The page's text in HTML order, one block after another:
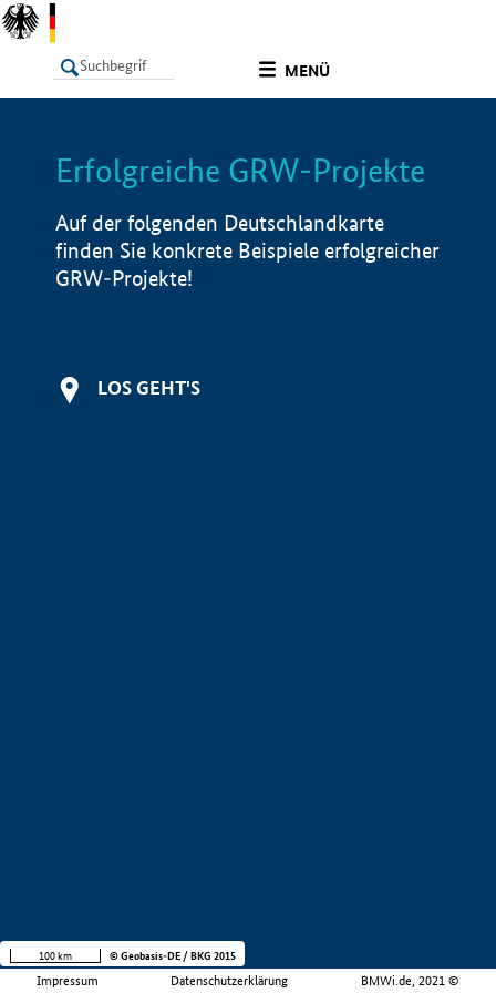
MENÜ
LISTE Info
Erfolgreiche GRW-Projekte
Auf der folgenden Deutschlandkarte
finden Sie konkrete Beispiele erfolgreicher
GRW-Projekte!
LOS GEHT'S
Impressum Datenschutzerklärung BMWi.de, 2021 ©
100 km © Geobasis-DE / BKG 2015